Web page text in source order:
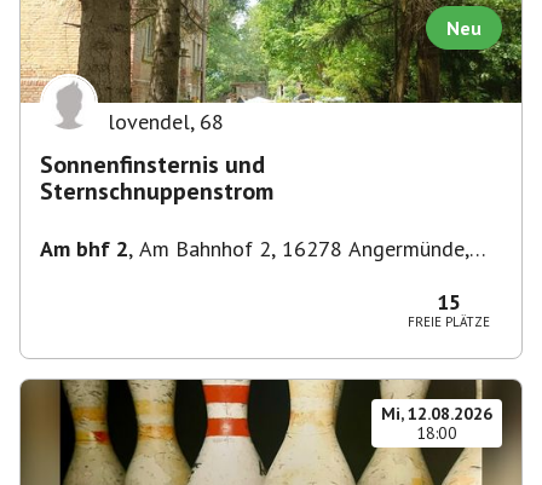
Neu
lovendel, 68
Sonnenfinsternis und
Sternschnuppenstrom
Am bhf 2, Am Bahnhof 2, 16278 Angermünde,
15
FREIE PLÄTZE
Mi, 12.08.2026
18:00